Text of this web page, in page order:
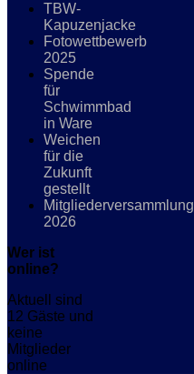
TBW-
Kapuzenjacke
Fotowettbewerb
2025
Spende
für
Schwimmbad
in Ware
Weichen
für die
Zukunft
gestellt
Mitgliederversammlung
2026
Wer ist
online?
Aktuell sind
12 Gäste und
keine
Mitglieder
online